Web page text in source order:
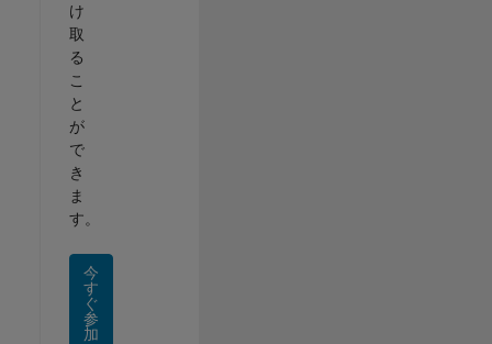
け
取
る
こ
と
が
で
き
ま
す。
今
す
ぐ
参
加